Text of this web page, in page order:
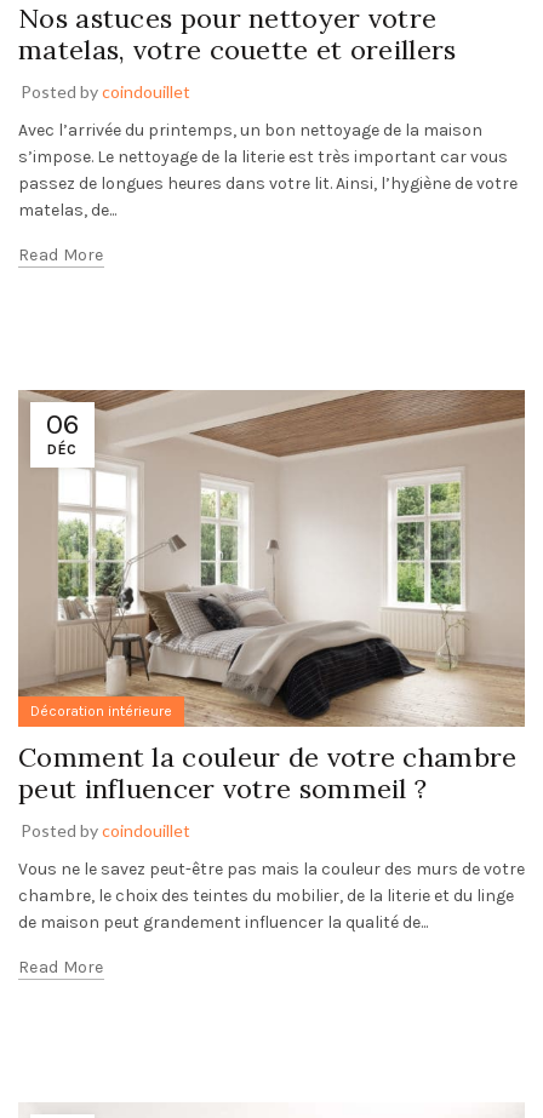
Nos astuces pour nettoyer votre
matelas, votre couette et oreillers
Posted bycoindouillet
Avec l’arrivée du printemps, un bon nettoyage de la maison
s’impose. Le nettoyage de la literie est très important car vous
passez de longues heures dans votre lit. Ainsi, l’hygiène de votre
matelas, de...
Read More
06
DÉC
Décoration intérieure
Comment la couleur de votre chambre
peut influencer votre sommeil ?
Posted bycoindouillet
Vous ne le savez peut-être pas mais la couleur des murs de votre
chambre, le choix des teintes du mobilier, de la literie et du linge
de maison peut grandement influencer la qualité de...
Read More